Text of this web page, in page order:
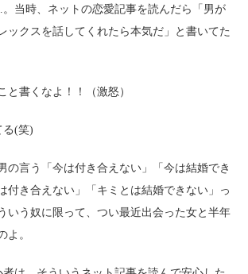
当時、ネットの恋愛記事を読んだら「男が
ックスを話してくれたら本気だ」と書いてた
と書くなよ！！（激怒）
る(笑)
の言う「今は付き合えない」「今は結婚でき
付き合えない」「キミとは結婚できない」っ
いう奴に限って、つい最近出会った女と半年
よ。